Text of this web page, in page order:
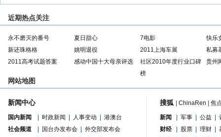
近期热点关注
永不磨灭的番号 夏日甜心 7电影
快乐
新还珠格格
姚明退役 2011上海车展
私募
2011高考试题答案
感动中国十大母亲评选
社区2010年度行业口碑
榜
贵州
网站地图
新闻中心
国内新闻 时政新闻 人事变动
港澳台
国台办发布会 外交部发布会
社会频道
搜狐 ChinaRen 焦
新闻 军事 公益
财经
股票 理财